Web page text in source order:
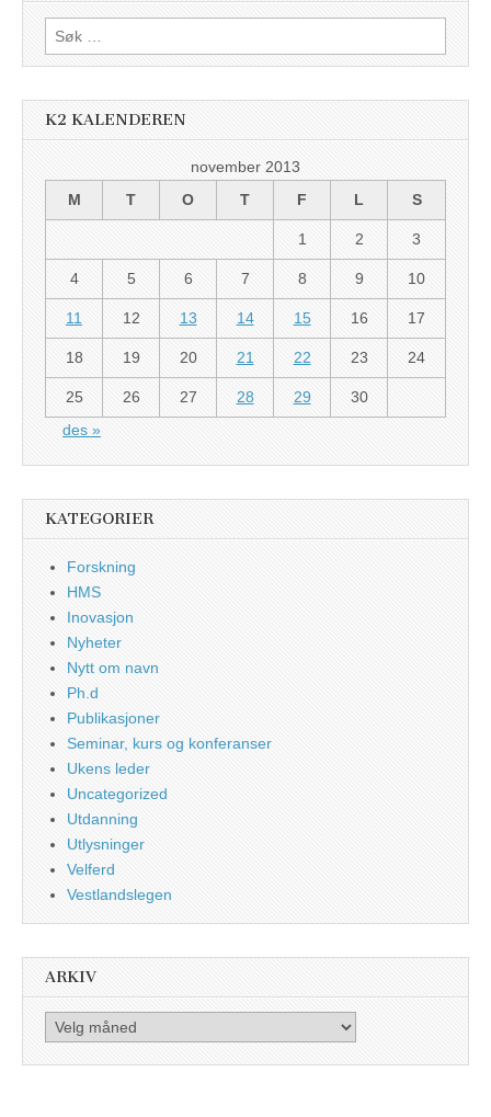
Søk
etter:
K2 KALENDEREN
november 2013
M
T O T F L S
1 2 3
4 5 6 7 8 9 10
11 12 13 14 15 16 17
18 19 20 21 22 23 24
25 26 27 28 29
30
des »
KATEGORIER
Forskning
HMS
Inovasjon
Nyheter
Nytt om navn
Ph.d
Publikasjoner
Seminar, kurs og konferanser
Ukens leder
Uncategorized
Utdanning
Utlysninger
Velferd
Vestlandslegen
ARKIV
Arkiv